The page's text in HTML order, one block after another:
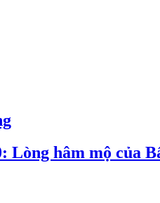
Lòng hâm mộ của